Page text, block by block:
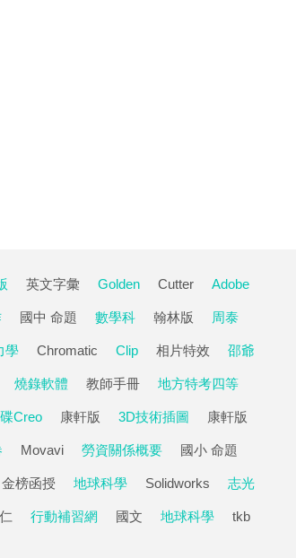
英文字彙 Golden Cutter Adobe
國中 命題 數學科 翰林版 周泰
學 Chromatic Clip 相片特效 邵爺
燒錄軟體 教師手冊 地方特考四等
Creo 康軒版 3D技術插圖 康軒版
Movavi 勞資關係概要 國小 命題
金榜函授 地球科學 Solidworks 志光
行動補習網 國文 地球科學 tkb